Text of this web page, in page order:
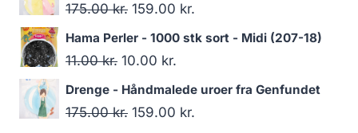
175.00kr. 159.00 kr.
Hama Perler - 1000 stk sort - Midi (207-18)
11.00kr. 10.00 kr.
Drenge - Håndmalede uroer fra Genfundet
175.00kr. 159.00 kr.